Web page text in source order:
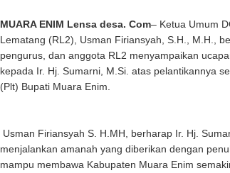
MUARA ENIM Lensa desa. Com– Ketua Umum
Lematang (RL2), Usman Firiansyah, S.H., M.H.,
pengurus, dan anggota RL2 menyampaikan
kepada Ir. Hj. Sumarni, M.Si. atas pelantikannya
(Plt) Bupati Muara Enim.
Usman Firiansyah S. H.MH, berharap Ir. Hj.
menjalankan amanah yang diberikan dengan
mampu membawa Kabupaten Muara Enim